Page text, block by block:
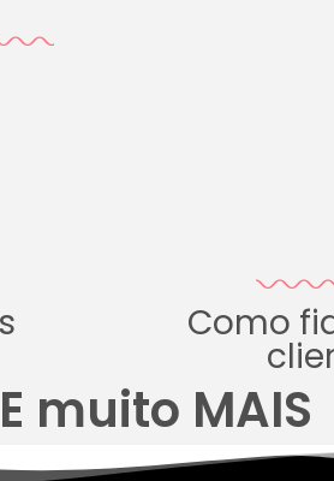
Como
E muito MAIS